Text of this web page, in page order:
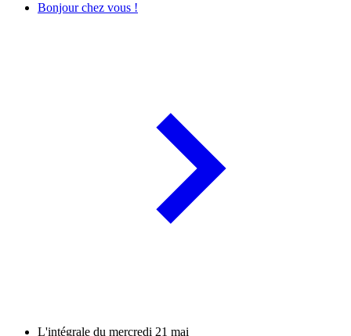
Bonjour chez vous !
L'intégrale du mercredi 21 mai